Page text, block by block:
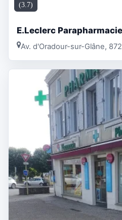
(3.7)
E.Leclerc Parapharmacie
Av. d'Oradour-sur-Glâne,